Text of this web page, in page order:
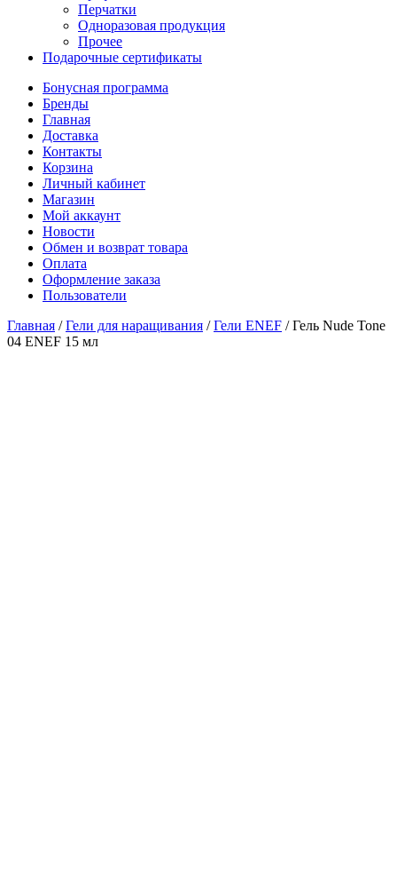
Перчатки
Одноразовая продукция
Прочее
Подарочные сертификаты
Бонусная программа
Бренды
Главная
Доставка
Контакты
Корзина
Личный кабинет
Магазин
Мой аккаунт
Новости
Обмен и возврат товара
Оплата
Оформление заказа
Пользователи
Главная /Гели для наращивания /Гели ENEF /Гель Nude Tone
04 ENEF 15 мл